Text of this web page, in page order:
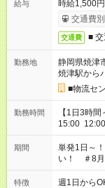
給与
時給1,500
交通費
交通費 ■
勤務地
静岡県焼津
焼津駅から
■物流セ
勤務時間
【1日3時間～も相談OK!】
15:00 12:00～
お気軽にご
期間
単発1日～
い！ ＃8
特徴 週1日から